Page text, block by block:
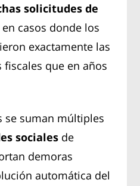
solicitudes de
casos donde los
exactamente las
que en años
se suman múltiples
sociales de
demoras
automática del